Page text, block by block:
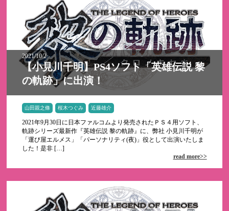
2021/10/2
【小見川千明】PS4ソフト「英雄伝説 黎
の軌跡」に出演！
山田親之條 桜木つぐみ 近藤雄介
2021年9月30日に日本ファルコムより発売されたＰＳ４用ソフト、
軌跡シリーズ最新作『英雄伝説 黎の軌跡』に、弊社 小見川千明が
「運び屋エルメス」「パーソナリティ(夜)」役として出演いたしま
した！是非 […]
read more>>